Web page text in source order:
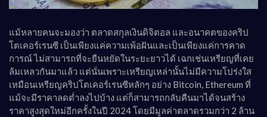
แม้หลายคนจะมองว่า ตลาดสกุลเงินดิจิตอล และอนาคตของคริป
โตเคอร์เรนซี เป็นเพียงแค่ความเพ้อฝันและเป็นเพียงแค่การคาด
การณ์ ไม่สามารถที่จะยืนหยัดในระยะยาวได้ เฉกเช่นเหรียญที่เคย
ล้มเหลวกันมาแล้ว แต่นั่นเพราะเหรียญเหล่านั้นไม่มีความโปร่งใส
เหมือนเหรียญคริปโตเคอร์เรนซีหลักๆ อย่าง Bitcoin, Ethereum ที่
แม้จะมีราคาลดต่ำลงไปบ้าง แต่ก็สามารถกลับคืนมาได้จนสร้าง
ราคาสูงสุดใหม่อีกครั้งในปี 2024 โดยมีมูลค่าตลาดรวมกว่า 2 ล้าน